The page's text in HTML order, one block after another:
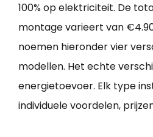
100% op elektriciteit. De
montage varieert van
noemen hieronder vier
modellen. Het echte
energietoevoer. Elk type
individuele voordelen,